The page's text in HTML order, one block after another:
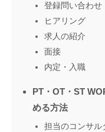
登録問い合わせ
ヒアリング
求人の紹介
面接
内定・入職
PT・OT・ST
める方法
担当のコンサル